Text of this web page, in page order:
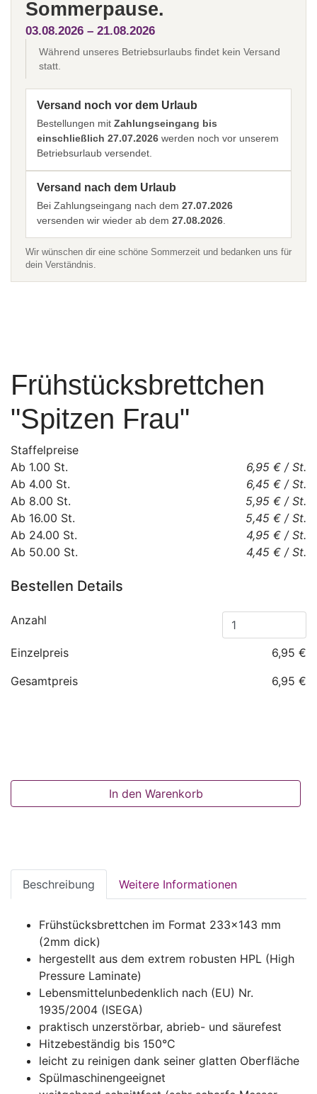
Sommerpause.
03.08.2026 – 21.08.2026
Während unseres Betriebsurlaubs findet kein Versand
statt.
Versand noch vor dem Urlaub
Bestellungen mit Zahlungseingang bis
einschließlich 27.07.2026 werden noch vor unserem
Betriebsurlaub versendet.
Versand nach dem Urlaub
Bei Zahlungseingang nach dem 27.07.2026
versenden wir wieder ab dem 27.08.2026
Wir wünschen dir eine schöne Sommerzeit und bedanken uns für
dein Verständnis.
Frühstücksbrettchen
"Spitzen Frau"
Staffelpreise
Ab 1.00 St. 6,95 € / St.
Ab 4.00 St. 6,45 € / St.
Ab 8.00 St. 5,95 € / St.
Ab 16.00 St. 5,45 € / St.
Ab 24.00 St. 4,95 € / St.
Ab 50.00 St. 4,45 € / St.
Bestellen Details
Anzahl
Einzelpreis
6,95 €
Gesamtpreis
6,95 €
In den Warenkorb
Beschreibung Weitere Informationen
Frühstücksbrettchen im Format 233x143 mm
(2mm dick)
hergestellt aus dem extrem robusten HPL (High
Pressure Laminate)
Lebensmittelunbedenklich nach (EU) Nr.
1935/2004 (ISEGA)
praktisch unzerstörbar, abrieb- und säurefest
Hitzebeständig bis 150°C
leicht zu reinigen dank seiner glatten Oberfläche
Spülmaschinengeeignet